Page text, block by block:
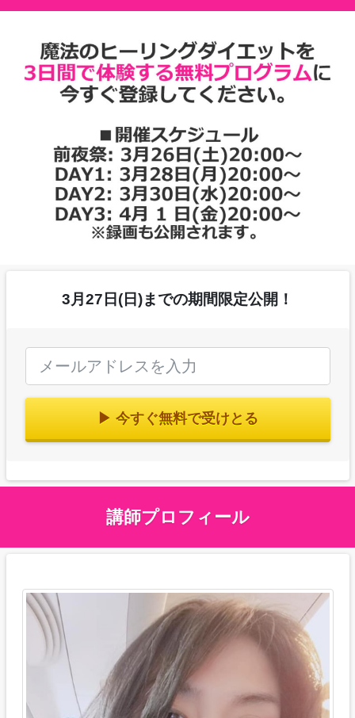
3月27日(日)までの期間限定公開！
▶ 今すぐ無料で受けとる
講師プロフィール